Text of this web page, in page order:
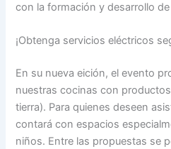
con la formación y desarrollo
¡Obtenga servicios eléctricos
En su nueva eición, el evento
nuestras cocinas con
tierra). Para quienes deseen
contará con espacios
niños. Entre las propuestas se